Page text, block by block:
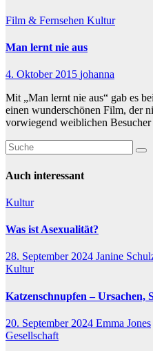
Film & Fernsehen Kultur
Man lernt nie aus
4. Oktober 2015 johanna
Mit „Man lernt nie aus“ gab es
einen wunderschönen Film, der
vorwiegend weiblichen
Auch interessant
Kultur
Was ist Asexualität?
28. September 2024 Janine
Kultur
Katzenschnupfen – Ursachen,
20. September 2024 Emma Jones
Gesellschaft